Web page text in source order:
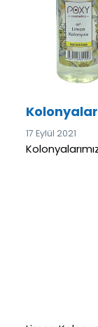
17 Eylül 2021